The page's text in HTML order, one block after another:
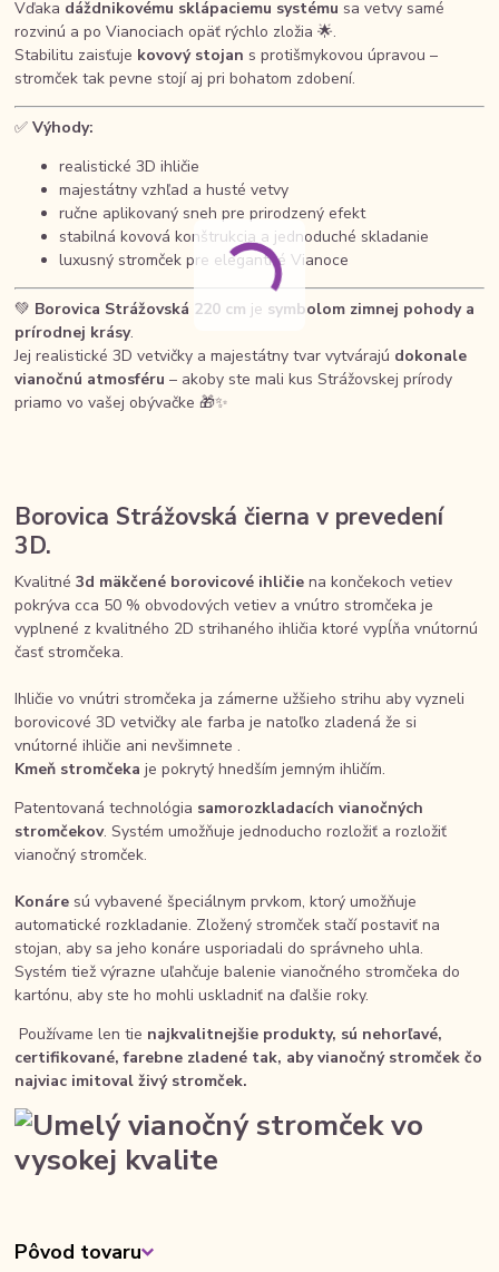
Vďaka dáždnikovému sklápaciemu systému sa vetvy samé
rozvinú a po Vianociach opäť rýchlo zložia 🌟.
Stabilitu zaisťuje kovový stojan s protišmykovou úpravou –
stromček tak pevne stojí aj pri bohatom zdobení.
✅Výhody:
realistické 3D ihličie
majestátny vzhľad a husté vetvy
ručne aplikovaný sneh pre prirodzený efekt
stabilná kovová konštrukcia a jednoduché skladanie
luxusný stromček pre elegantné Vianoce
💚 Borovica Strážovská 220 cm je symbolom zimnej pohody a
prírodnej krásy.
Jej realistické 3D vetvičky a majestátny tvar vytvárajú dokonale
vianočnú atmosféru – akoby ste mali kus Strážovskej prírody
priamo vo vašej obývačke 🎁✨
Borovica Strážovská čierna v prevedení
3D.
Kvalitné3d mäkčené borovicové ihličie na končekoch vetiev
pokrýva cca 50 % obvodových vetiev a vnútro stromčeka je
vyplnené z kvalitného 2D strihaného ihličia ktoré vypĺňa vnútornú
časť stromčeka.
Ihličie vo vnútri stromčeka ja zámerne užšieho strihu aby vyzneli
borovicové 3D vetvičky ale farba je natoľko zladená že si
vnútorné ihličie ani nevšimnete .
Kmeň stromčeka je pokrytý hnedším jemným ihličím.
Patentovaná technológia samorozkladacích vianočných
stromčekov. Systém umožňuje jednoducho rozložiť a rozložiť
vianočný stromček.
Konáre sú vybavené špeciálnym prvkom, ktorý umožňuje
automatické rozkladanie. Zložený stromček stačí postaviť na
stojan, aby sa jeho konáre usporiadali do správneho uhla.
Systém tiež výrazne uľahčuje balenie vianočného stromčeka do
kartónu, aby ste ho mohli uskladniť na ďalšie roky.
Používame len tie najkvalitnejšie produkty, sú nehorľavé,
certifikované, farebne zladené tak, aby vianočný stromček čo
najviac imitoval živý stromček.
Pôvod tovaru